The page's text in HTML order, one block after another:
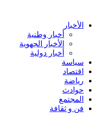
content الأخبار
أخبار وطنية
الأخبار الجهوية
أخبار دولية
سياسة
اقتصاد
رياضة
حوادث
المجتمع
فن و ثقافة